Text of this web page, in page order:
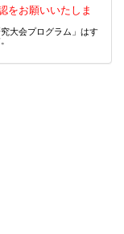
をお願いいたしま
大会プログラム」はす